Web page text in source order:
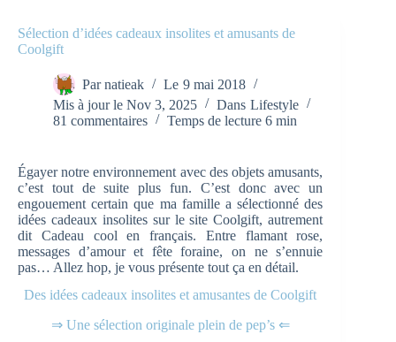
Sélection d’idées cadeaux insolites et amusants de
Coolgift
Par natieak Le 9 mai 2018
Mis à jour le Nov 3, 2025 Dans Lifestyle
81 commentaires
Temps de lecture 6 min
Égayer notre environnement avec des objets amusants,
c’est tout de suite plus fun. C’est donc avec un
engouement certain que ma famille a sélectionné des
idées cadeaux insolites sur le site Coolgift, autrement
dit Cadeau cool en français. Entre flamant rose,
messages d’amour et fête foraine, on ne s’ennuie
pas… Allez hop, je vous présente tout ça en détail.
Des idées cadeaux insolites et amusantes de Coolgift
⇒ Une sélection originale plein de pep’s ⇐